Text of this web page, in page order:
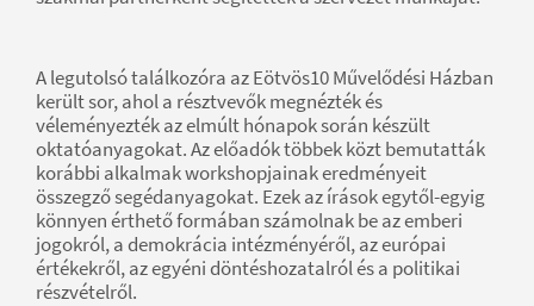
A legutolsó találkozóra az Eötvös10 Művelődési Házban
került sor, ahol a résztvevők megnézték és
véleményezték az elmúlt hónapok során készült
oktatóanyagokat. Az előadók többek közt bemutatták
korábbi alkalmak workshopjainak eredményeit
összegző segédanyagokat. Ezek az írások egytől-egyig
könnyen érthető formában számolnak be az emberi
jogokról, a demokrácia intézményéről, az európai
értékekről, az egyéni döntéshozatalról és a politikai
részvételről.